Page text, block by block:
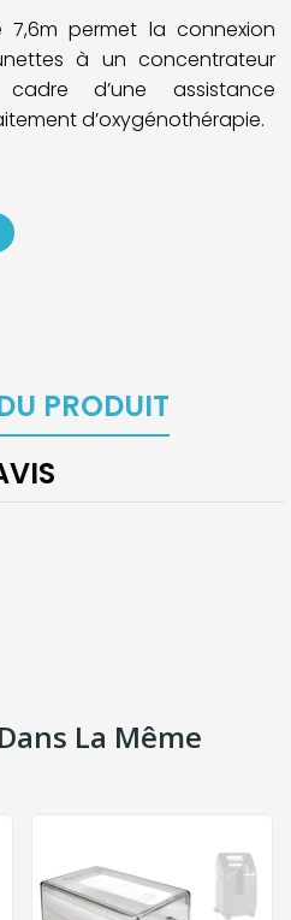
permet la connexion
à un concentrateur
d’une assistance
d’oxygénothérapie.
PRODUIT
La Même